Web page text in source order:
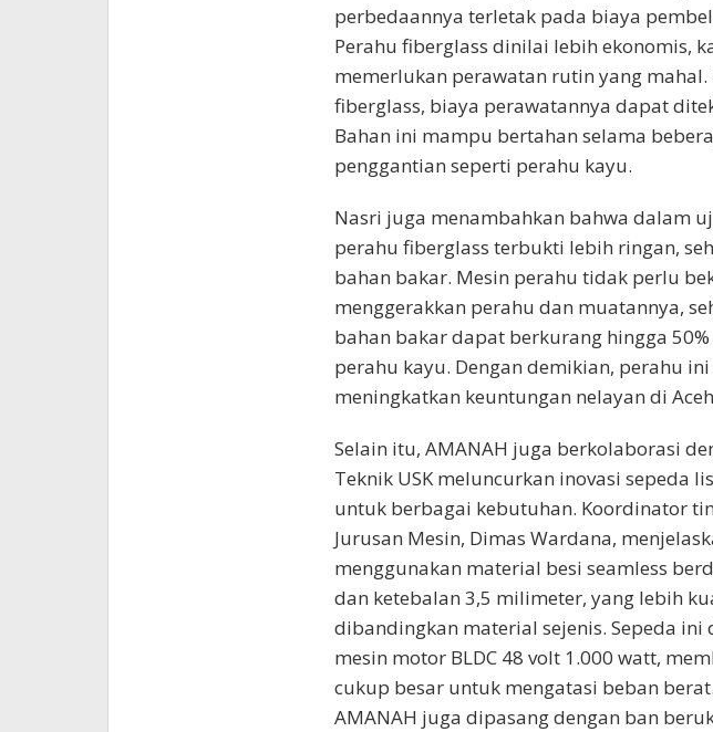
perbedaannya terletak pada biaya
Perahu fiberglass dinilai lebih ekonomis,
memerlukan perawatan rutin yang
fiberglass, biaya perawatannya dapat
Bahan ini mampu bertahan selama
penggantian seperti perahu kayu.
Nasri juga menambahkan bahwa dalam
perahu fiberglass terbukti lebih ringan,
bahan bakar. Mesin perahu tidak perlu
menggerakkan perahu dan muatannya,
bahan bakar dapat berkurang hingga
perahu kayu. Dengan demikian, perahu
meningkatkan keuntungan nelayan di
Selain itu, AMANAH juga berkolaborasi
Teknik USK meluncurkan inovasi sepeda
untuk berbagai kebutuhan. Koordinator
Jurusan Mesin, Dimas Wardana,
menggunakan material besi seamless
dan ketebalan 3,5 milimeter, yang lebih
dibandingkan material sejenis. Sepeda ini
mesin motor BLDC 48 volt 1.000 watt,
cukup besar untuk mengatasi beban
AMANAH juga dipasang dengan ban